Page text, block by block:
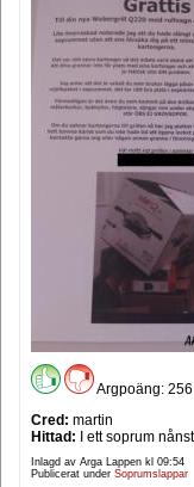
Argpoäng:
Cred: martin
Hittad: I ett soprum
Inlagd av Arga Lappen kl 09:54
Publicerat under Soprumslappar